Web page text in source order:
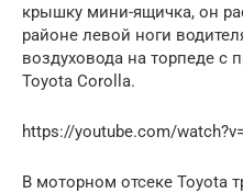
крышку мини-ящичка, он
районе левой ноги
воздуховода на торпеде с
Toyota Corolla.
https://youtube.com/
В моторном отсеке Toyota